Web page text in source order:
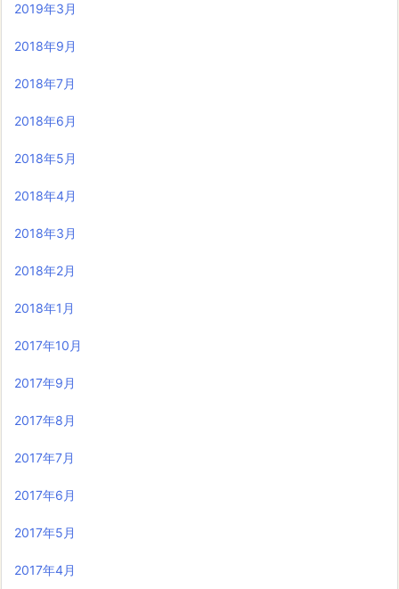
2019年3月
2018年9月
2018年7月
2018年6月
2018年5月
2018年4月
2018年3月
2018年2月
2018年1月
2017年10月
2017年9月
2017年8月
2017年7月
2017年6月
2017年5月
2017年4月